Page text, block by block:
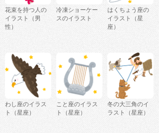
花束を持つ人の
イラスト（男
性）
冷凍ショーケー
スのイラスト
はくちょう座の
イラスト（星
座）
わし座のイラス
ト（星座）
こと座のイラス
ト（星座）
冬の大三角のイ
ラスト（星座）